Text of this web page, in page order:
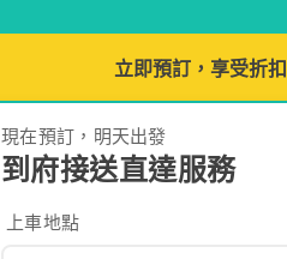
立即預訂，享受折扣
現在預訂，明天出發
到府接送直達服務
上車地點